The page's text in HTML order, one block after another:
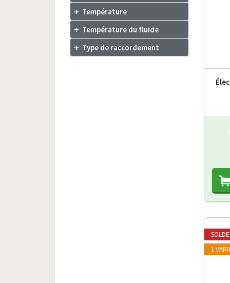
Température
Température du fluide
Type de raccordement
SOLDE
1